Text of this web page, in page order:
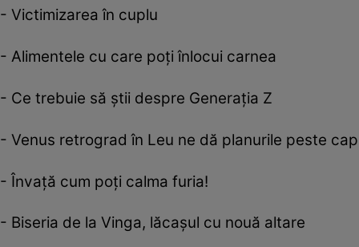
- Victimizarea în cuplu
- Alimentele cu care poţi înlocui carnea
- Ce trebuie să ştii despre Generaţia Z
- Venus retrograd în Leu ne dă planurile peste cap
- Învaţă cum poţi calma furia!
- Biseria de la Vinga, lăcaşul cu nouă altare